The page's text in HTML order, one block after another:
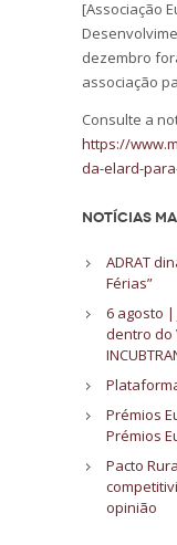
[Associação
dezembro
associação
Consulte a
https://
da-elard-
NOTÍCIAS
ADRAT
Férias”
6 agosto |
dentro do
Prémios
Prémios
Pacto
opinião